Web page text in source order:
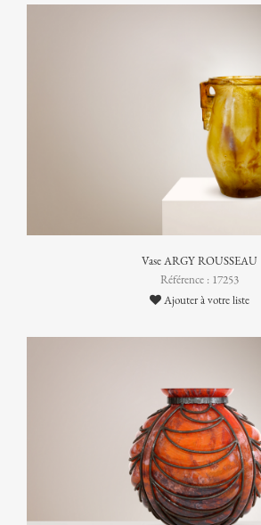
Vase ARGY ROUSSEAU
Référence : 17253
Ajouter à votre liste